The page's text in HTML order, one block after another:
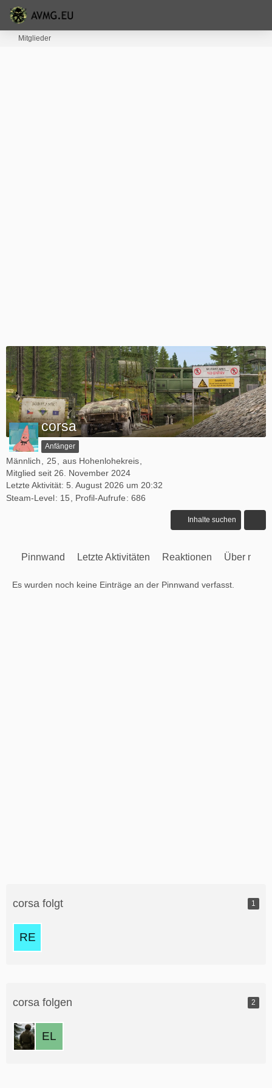
Mitglieder
corsa
Anfänger
Männlich 25
aus Hohenlohekreis
Mitglied seit 26. November 2024
Letzte Aktivität: 5. August 2026 um 20:32
Steam-Level
15 Profil-Aufrufe 686
Inhalte suchen
Pinnwand Letzte Aktivitäten Reaktionen Über mich
Es wurden noch keine Einträge an der Pinnwand verfasst.
corsa folgt 1
corsa folgen 2